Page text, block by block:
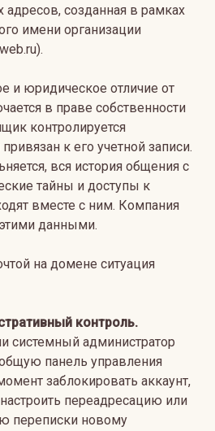
адресов, созданная в рамках
имени организации
и юридическое отличие от
в праве собственности
контролируется
к его учетной записи.
вся история общения с
тайны и доступы к
вместе с ним. Компания
данными.
на домене ситуация
контроль.
системный администратор
панель управления
заблокировать аккаунт,
переадресацию или
переписки новому